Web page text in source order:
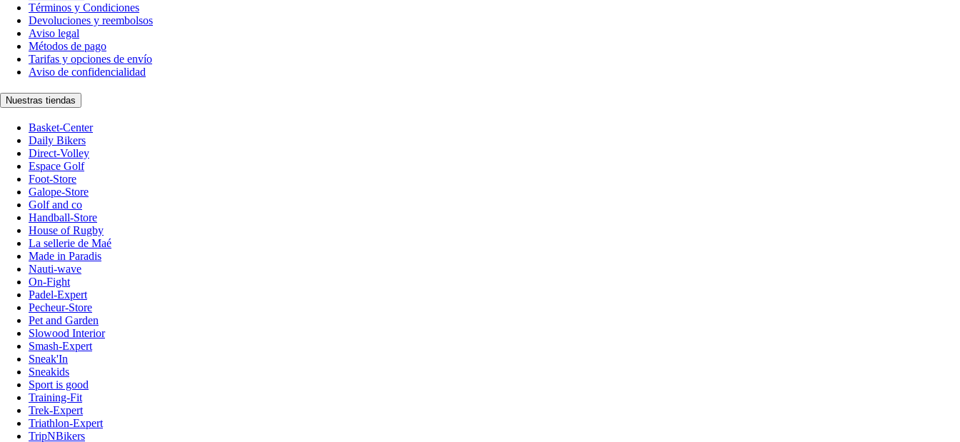
Términos y Condiciones
Devoluciones y reembolsos
Aviso legal
Métodos de pago
Tarifas y opciones de envío
Aviso de confidencialidad
Nuestras tiendas
Basket-Center
Daily Bikers
Direct-Volley
Espace Golf
Foot-Store
Galope-Store
Golf and co
Handball-Store
House of Rugby
La sellerie de Maé
Made in Paradis
Nauti-wave
On-Fight
Padel-Expert
Pecheur-Store
Pet and Garden
Slowood Interior
Smash-Expert
Sneak'In
Sneakids
Sport is good
Training-Fit
Trek-Expert
Triathlon-Expert
TripNBikers